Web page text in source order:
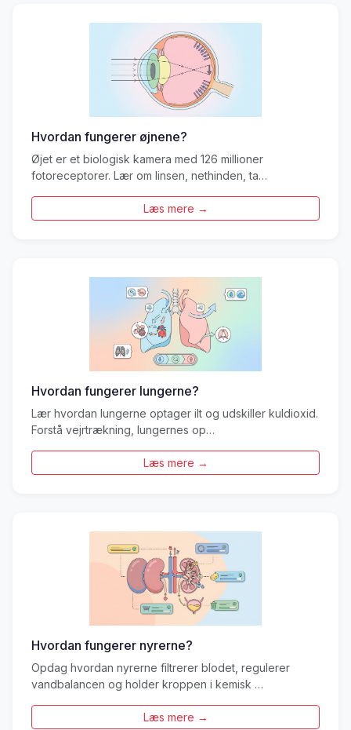
Hvordan fungerer øjnene?
Øjet er et biologisk kamera med 126 millioner
fotoreceptorer. Lær om linsen, nethinden, ta…
Læs mere →
Hvordan fungerer lungerne?
Lær hvordan lungerne optager ilt og udskiller kuldioxid.
Forstå vejrtrækning, lungernes op…
Læs mere →
Hvordan fungerer nyrerne?
Opdag hvordan nyrerne filtrerer blodet, regulerer
vandbalancen og holder kroppen i kemisk …
Læs mere →